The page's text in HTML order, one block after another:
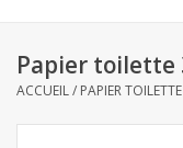
Biscuits pour le café
Papier toilette
ACCUEIL/ PAPIER